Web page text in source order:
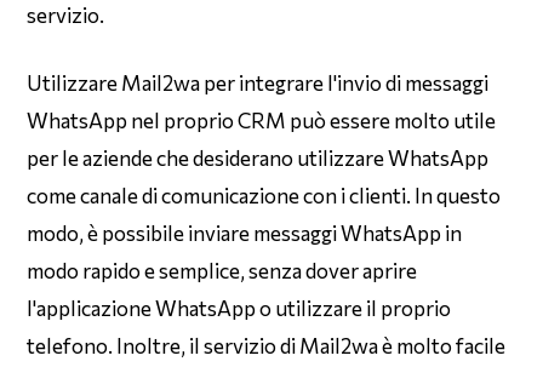
servizio.
Utilizzare Mail2wa per integrare l'invio di messaggi
WhatsApp nel proprio CRM può essere molto utile
per le aziende che desiderano utilizzare WhatsApp
come canale di comunicazione con i clienti. In questo
modo, è possibile inviare messaggi WhatsApp in
modo rapido e semplice, senza dover aprire
l'applicazione WhatsApp o utilizzare il proprio
telefono. Inoltre, il servizio di Mail2wa è molto facile